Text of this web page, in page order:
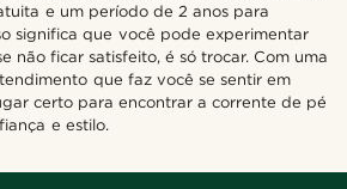
e um período de 2 anos para
significa que você pode experimentar
não ficar satisfeito, é só trocar. Com uma
que faz você se sentir em
certo para encontrar a corrente de pé
e estilo.